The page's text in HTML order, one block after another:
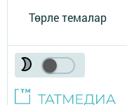
Төрле темалар